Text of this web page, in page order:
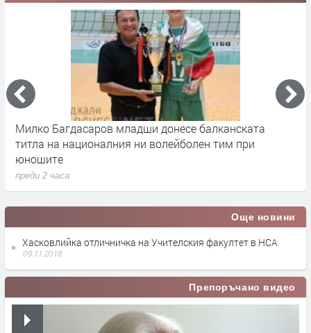
Милко Багдасаров младши донесе балканската
титла на националния ни волейболен тим при
юношите
преди 2 часа
Още новини
Хасковлийка отличничка на Учителския факултет в НСА
09.11.2018
Препоръчано видео